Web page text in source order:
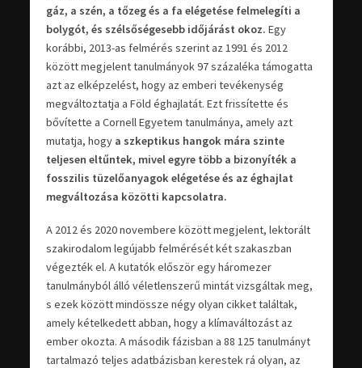
gáz, a szén, a tőzeg és a fa elégetése felmelegíti a
bolygót, és szélsőségesebb időjárást okoz. Egy
korábbi, 2013-as felmérés szerint az 1991 és 2012
között megjelent tanulmányok 97 százaléka támogatta
azt az elképzelést, hogy az emberi tevékenység
megváltoztatja a Föld éghajlatát. Ezt frissítette és
bővítette a Cornell Egyetem tanulmánya, amely azt
mutatja, hogy a szkeptikus hangok mára szinte
teljesen eltűntek, mivel egyre több a bizonyíték a
fosszilis tüzelőanyagok elégetése és az éghajlat
megváltozása közötti kapcsolatra.
A 2012 és 2020 novembere között megjelent, lektorált
szakirodalom legújabb felmérését két szakaszban
végezték el. A kutatók először egy háromezer
tanulmányból álló véletlenszerű mintát vizsgáltak meg,
s ezek között mindössze négy olyan cikket találtak,
amely kételkedett abban, hogy a klímaváltozást az
ember okozta. A második fázisban a 88 125 tanulmányt
tartalmazó teljes adatbázisban kerestek rá olyan, az